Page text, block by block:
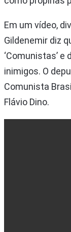
Em um vídeo,
Gildenemir diz
‘Comunistas’
inimigos. O
Comunista
Flávio Dino.